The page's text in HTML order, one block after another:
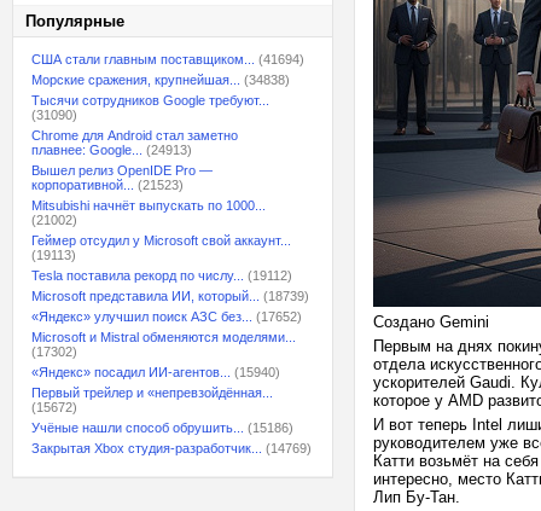
Популярные
США стали главным поставщиком...
(41694)
Морские сражения, крупнейшая...
(34838)
Тысячи сотрудников Google требуют...
(31090)
Chrome для Android стал заметно
плавнее: Google...
(24913)
Вышел релиз OpenIDE Pro —
корпоративной...
(21523)
Mitsubishi начнёт выпускать по 1000...
(21002)
Геймер отсудил у Microsoft свой аккаунт...
(19113)
Tesla поставила рекорд по числу...
(19112)
Microsoft представила ИИ, который...
(18739)
«Яндекс» улучшил поиск АЗС без...
(17652)
Microsoft и Mistral обменяются моделями...
(17302)
«Яндекс» посадил ИИ-агентов...
(15940)
Первый трейлер и «непревзойдённая...
(15672)
Учёные нашли способ обрушить...
(15186)
Закрытая Xbox студия-разработчик...
(14769)
Создано Gemini
Первым на днях
отдела
ускорителей Gaudi.
которое у AMD
И вот теперь Intel
руководителем уже
Катти возьмёт на
интересно, место
Лип Бу-Тан.